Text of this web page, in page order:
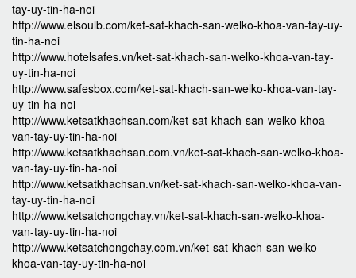
tay-uy-tin-ha-noi
http://www.elsoulb.com/ket-sat-khach-san-welko-khoa-van-tay-uy-
tin-ha-noi
http://www.hotelsafes.vn/ket-sat-khach-san-welko-khoa-van-tay-
uy-tin-ha-noi
http://www.safesbox.com/ket-sat-khach-san-welko-khoa-van-tay-
uy-tin-ha-noi
http://www.ketsatkhachsan.com/ket-sat-khach-san-welko-khoa-
van-tay-uy-tin-ha-noi
http://www.ketsatkhachsan.com.vn/ket-sat-khach-san-welko-khoa-
van-tay-uy-tin-ha-noi
http://www.ketsatkhachsan.vn/ket-sat-khach-san-welko-khoa-van-
tay-uy-tin-ha-noi
http://www.ketsatchongchay.vn/ket-sat-khach-san-welko-khoa-
van-tay-uy-tin-ha-noi
http://www.ketsatchongchay.com.vn/ket-sat-khach-san-welko-
khoa-van-tay-uy-tin-ha-noi